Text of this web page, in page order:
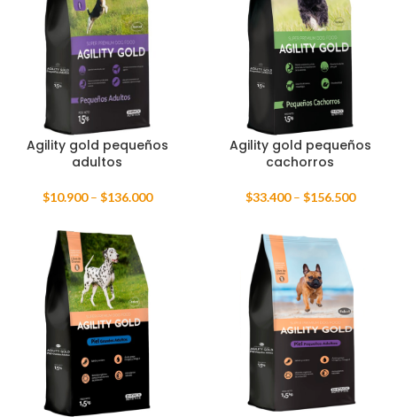
Agility gold pequeños
adultos
$10.900 – $136.000
Agility gold pequeños
cachorros
$33.400 – $156.500